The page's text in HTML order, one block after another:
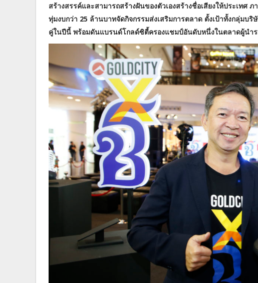
สร้างสรรค์และสามารถสร้างฝันของตัวเองสร้างชื่อเสียงให้ประเทศ ภ
ทุ่มงบกว่า 25 ล้านบาทจัดกิจกรรมส่งเสริมการตลาด ตั้งเป้าทั้งกลุ่มบริ
คู่ในปีนี้ พร้อมดันแบรนด์โกลด์ซิตี้ครองแชมป์อันดับหนึ่งในตลาดผู้นำร